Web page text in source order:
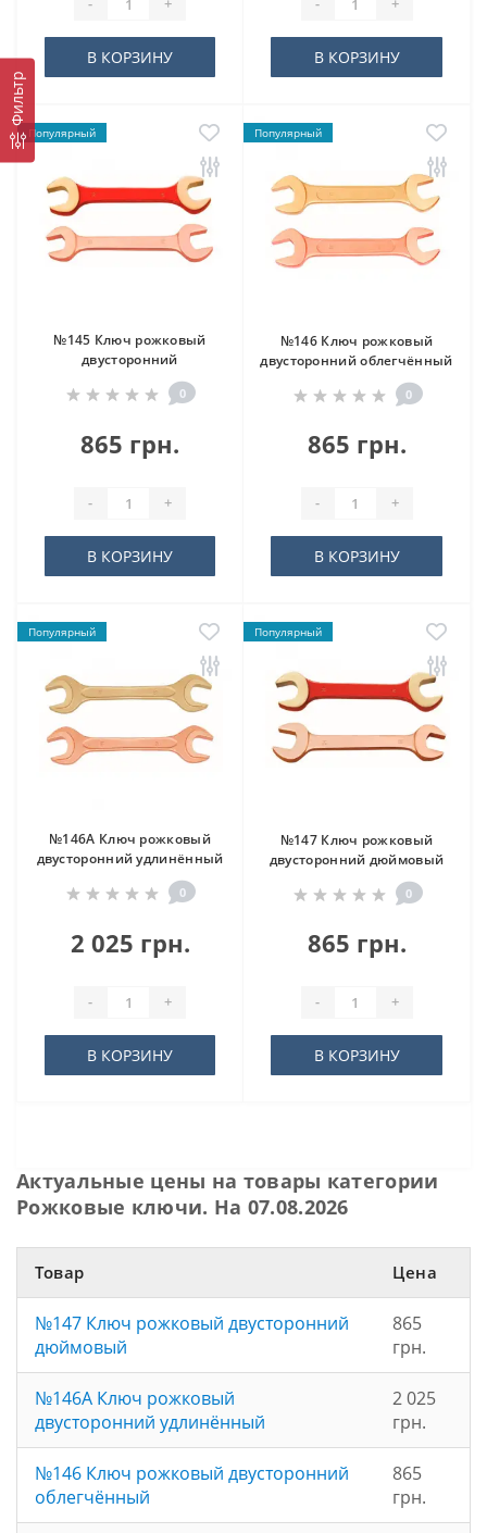
Фильтр
В КОРЗИНУ В КОРЗИНУ
Популярный
№145 Ключ рожковый
двусторонний
0
865 грн.
- +
В КОРЗИНУ
Популярный
№146 Ключ рожковый
двусторонний облегчённый
0
865 грн.
- +
В КОРЗИНУ
Популярный
№146A Ключ рожковый
двусторонний удлинённый
0
2 025 грн.
- +
В КОРЗИНУ
Популярный
№147 Ключ рожковый
двусторонний дюймовый
0
865 грн.
- +
В КОРЗИНУ
Актуальные цены на товары категории
Рожковые ключи. На 07.08.2026
Товар Цена
№147 Ключ рожковый двусторонний
дюймовый
865
грн.
№146A Ключ рожковый
двусторонний удлинённый
2 025
грн.
№146 Ключ рожковый двусторонний
облегчённый
865
грн.